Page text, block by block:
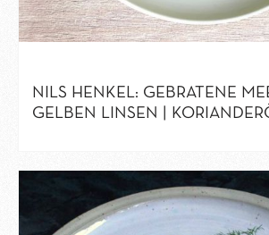
NILS HENKEL: GEBRATENE
GELBEN LINSEN |